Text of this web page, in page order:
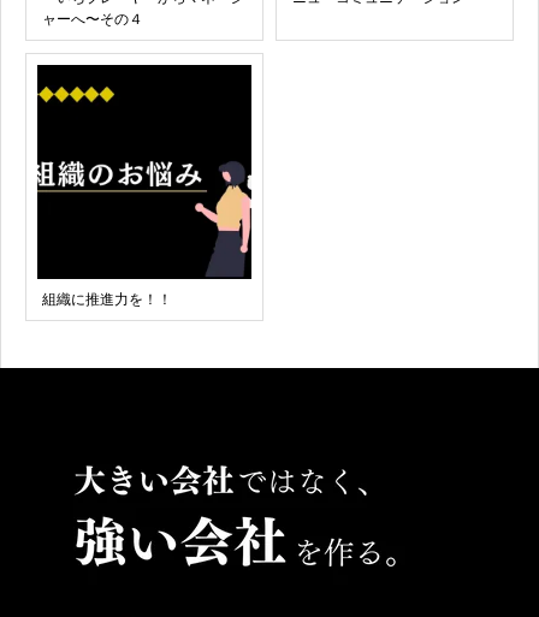
ャーへ〜その４
組織に推進力を！！